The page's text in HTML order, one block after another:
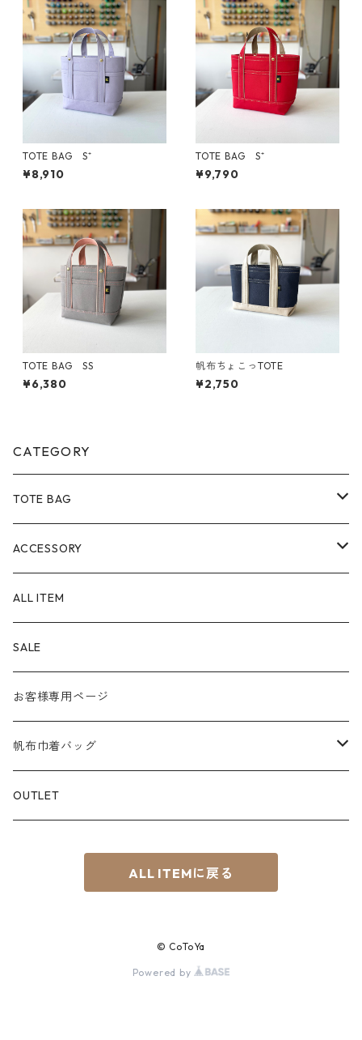
TOTE BAG S⁺
¥8,910
TOTE BAG S⁺
¥9,790
TOTE BAG SS
¥6,380
帆布ちょこっTOTE
¥2,750
CATEGORY
TOTE BAG
Size
SS
S
Material
８号帆布
パラフィン帆布
Color
白系
赤系
ACCESSORY
POUCH
PEN CASE
KEY CHAIN
スマホショルダー
サコッシュ
ALL ITEM
SALE
お客様専用ページ
帆布巾着バッグ
Material
OUTLET
ALL ITEMに戻る
© CoToYa
Powered by